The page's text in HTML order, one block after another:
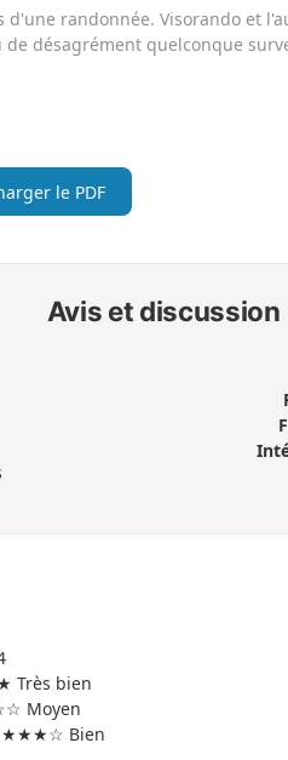
randonnée. Visorando et
désagrément quelconque
le PDF
Avis et discussion
bien
Moyen
Bien